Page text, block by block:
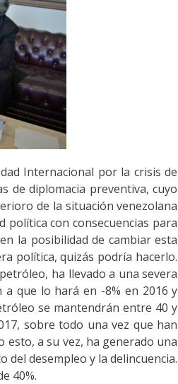
Internacional por la crisis de
de diplomacia preventiva, cuyo
de la situación venezolana
política con consecuencias para
la posibilidad de cambiar esta
política, quizás podría hacerlo.
ha llevado a una severa
a que lo hará en -8% en 2016 y
se mantendrán entre 40 y
sobre todo una vez que han
esto, a su vez, ha generado una
del desempleo y la delincuencia.
40%.